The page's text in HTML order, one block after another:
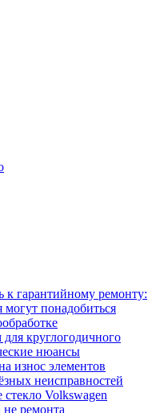
к гарантийному ремонту:
понадобиться
круглогодичного
нюансы
износ элементов
неисправностей
стекло Volkswagen
не ремонта